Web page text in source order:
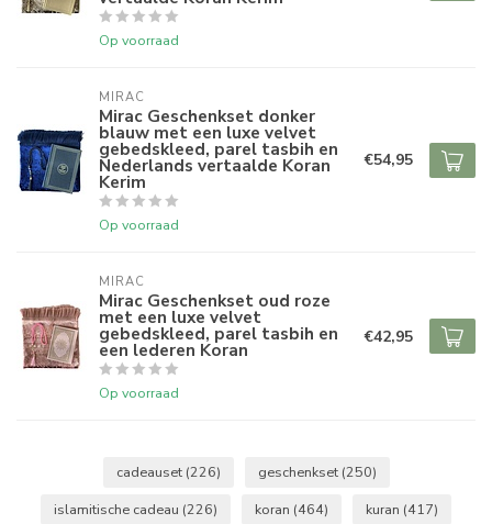
Op voorraad
MIRAC
Mirac Geschenkset donker
blauw met een luxe velvet
gebedskleed, parel tasbih en
Nederlands vertaalde Koran
Kerim
Op voorraad
€54,95
MIRAC
Mirac Geschenkset oud roze
met een luxe velvet
gebedskleed, parel tasbih en
een lederen Koran
Op voorraad
€42,95
cadeauset (226) geschenkset (250)
islamitische cadeau (226) koran (464) kuran (417)